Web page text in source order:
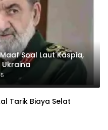
Soal Laut Kaspia,
Tarik Biaya Selat